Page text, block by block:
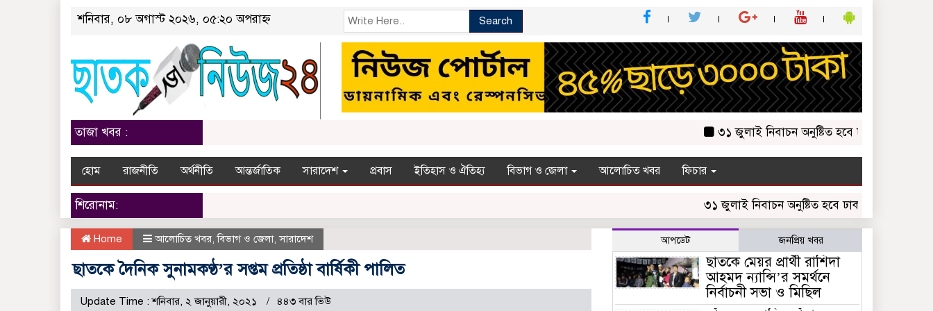
শনিবার, ০৮ অগাস্ট ২০২৬, ০৫:২০ অপরাহ্ন Search
তাজা খবর : ৩১ জুলাই নিবাচন অনু‌ষ্টিত হ‌বে ঢাকায় জালালাবাদ
হোম রাজনীতি অর্থনীতি আন্তর্জাতিক সারাদেশ প্রবাস ইতিহাস ও ঐতিহ্য বিভাগ ও জেলা আলোচিত খবর ফিচার
শিরোনাম: ৩১ জুলাই নিবাচন অনু‌ষ্টিত হ‌বে ঢাকায় জালালাবাদ
Home আলোচিত খবর,বিভাগ ও জেলা,সারাদেশ
ছাত‌কে দৈনিক সুনামকণ্ঠ’র সপ্তম প্রতিষ্ঠা বার্ষিকী পালিত
Update Time : শনিবার, ২ জানুয়ারী, ২০২১ ৪৪৩ বার ভিউ
আপডেট জনপ্রিয় খবর
ছাতকে মেয়র প্রার্থী রাশিদা
আহমদ ন্যান্সি’র সমর্থনে
নির্বাচনী সভা ও মিছিল